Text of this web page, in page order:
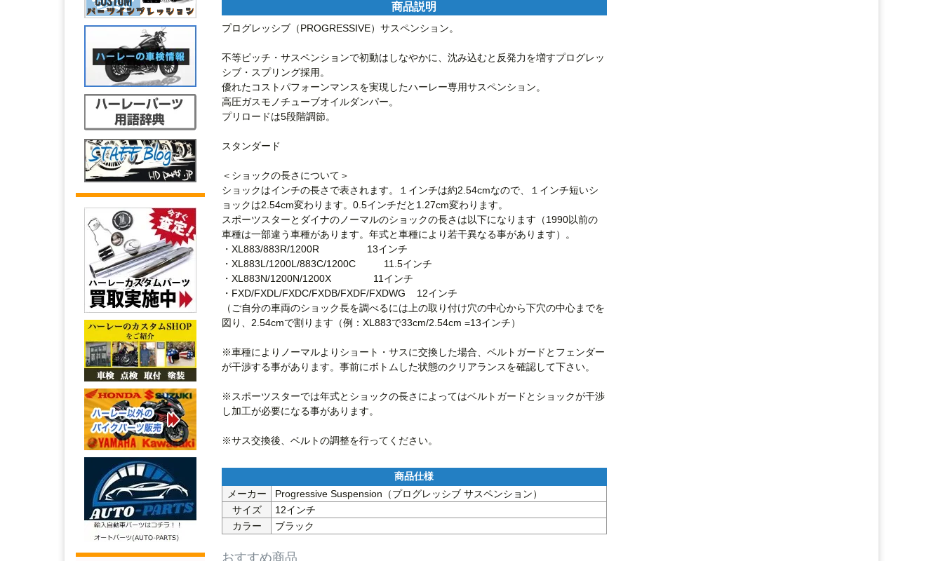
商品説明
プログレッシブ（PROGRESSIVE）サスペンション。
不等ピッチ・サスペンションで初動はしなやかに、沈み込むと反発力を増すプログレッ
シブ・スプリング採用。
優れたコストパフォーンマンスを実現したハーレー専用サスペンション。
高圧ガスモノチューブオイルダンパー。
プリロードは5段階調節。
スタンダード
＜ショックの長さについて＞
ショックはインチの長さで表されます。１インチは約2.54cmなので、１インチ短いシ
ョックは2.54cm変わります。0.5インチだと1.27cm変わります。
スポーツスターとダイナのノーマルのショックの長さは以下になります（1990以前の
車種は一部違う車種があります。年式と車種により若干異なる事があります）。
・XL883/883R/1200R                 13インチ
・XL883L/1200L/883C/1200C          11.5インチ
・XL883N/1200N/1200X               11インチ
・FXD/FXDL/FXDC/FXDB/FXDF/FXDWG    12インチ
（ご自分の車両のショック長を調べるには上の取り付け穴の中心から下穴の中心までを
図り、2.54cmで割ります（例：XL883で33cm/2.54cm =13インチ）
※車種によりノーマルよりショート・サスに交換した場合、ベルトガードとフェンダー
が干渉する事があります。事前にボトムした状態のクリアランスを確認して下さい。
※スポーツスターでは年式とショックの長さによってはベルトガードとショックが干渉
し加工が必要になる事があります。
※サス交換後、ベルトの調整を行ってください。
メーカー
Progressive Suspension（プログレッシブ サスペンション）
サイズ
12インチ
カラー
ブラック
おすすめ商品